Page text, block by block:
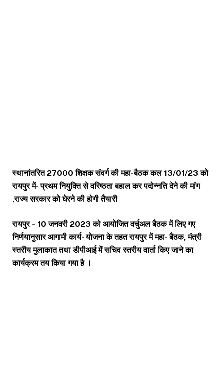
स्थानांतरित 27000 शिक्षक संवर्ग की महा-बैठक कल 13/01/23 को
रायपुर में- प्रथम नियुक्ति से वरिष्ठता बहाल कर पदोन्नति देने की मांग
,राज्य सरकार को घेरने की होगी तैयारी
रायपुर – 10 जनवरी 2023 को आयोजित वर्चुअल बैठक में लिए गए
निर्णयानुसार आगामी कार्य- योजना के तहत रायपुर में महा- बैठक, मंत्री
स्तरीय मुलाकात तथा डीपीआई में सचिव स्तरीय वार्ता किए जाने का
कार्यक्रम तय किया गया है ।